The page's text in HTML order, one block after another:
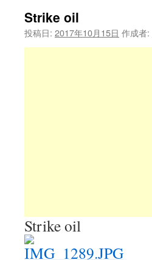
Strike oil
投稿日: 2017年10月15日 作成者:
Strike oil